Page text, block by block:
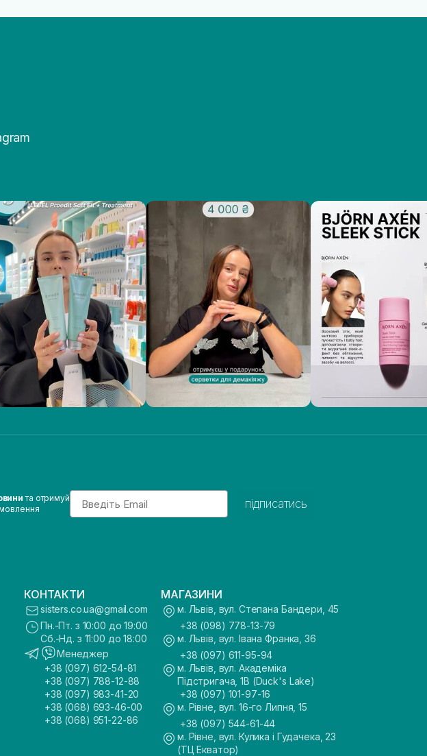
та отримуйEmail
підписатись
КОНТАКТИ
sisters.co.ua@gmail.com
Пн.-Пт. з 10:00 до 19:00
Сб.-Нд. з 11:00 до 18:00
Менеджер
+38 (097) 612-54-81
+38 (097) 788-12-88
+38 (097) 983-41-20
+38 (068) 693-46-00
+38 (068) 951-22-86
МАГАЗИНИ
м. Львів, вул. Степана Бандери, 45
+38 (098) 778-13-79
м. Львів, вул. Івана Франка, 36
+38 (097) 611-95-94
м. Львів, вул. Академіка
Підстригача, 1В (Duck's Lake)
+38 (097) 101-97-16
м. Рівне, вул. 16-го Липня, 15
+38 (097) 544-61-44
м. Рівне, вул. Кулика і Гудачека, 23
(ТЦ Екватор)